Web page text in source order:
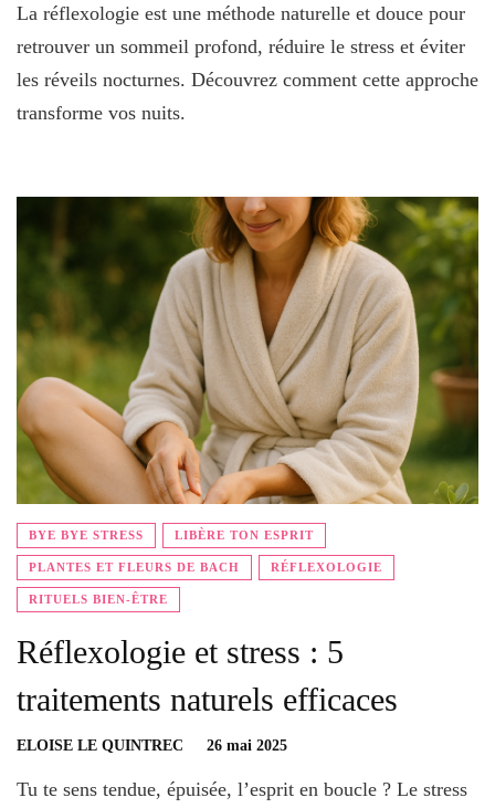
La réflexologie est une méthode naturelle et douce pour
retrouver un sommeil profond, réduire le stress et éviter
les réveils nocturnes. Découvrez comment cette approche
transforme vos nuits.
BYE BYE STRESS LIBÈRE TON ESPRIT
PLANTES ET FLEURS DE BACH RÉFLEXOLOGIE
RITUELS BIEN-ÊTRE
Réflexologie et stress : 5
traitements naturels efficaces
ELOISE LE QUINTREC 26 mai 2025
Tu te sens tendue, épuisée, l’esprit en boucle ? Le stress